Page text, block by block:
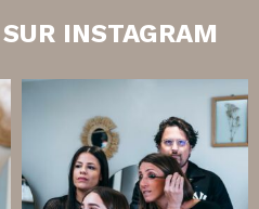
INSTAGRAM